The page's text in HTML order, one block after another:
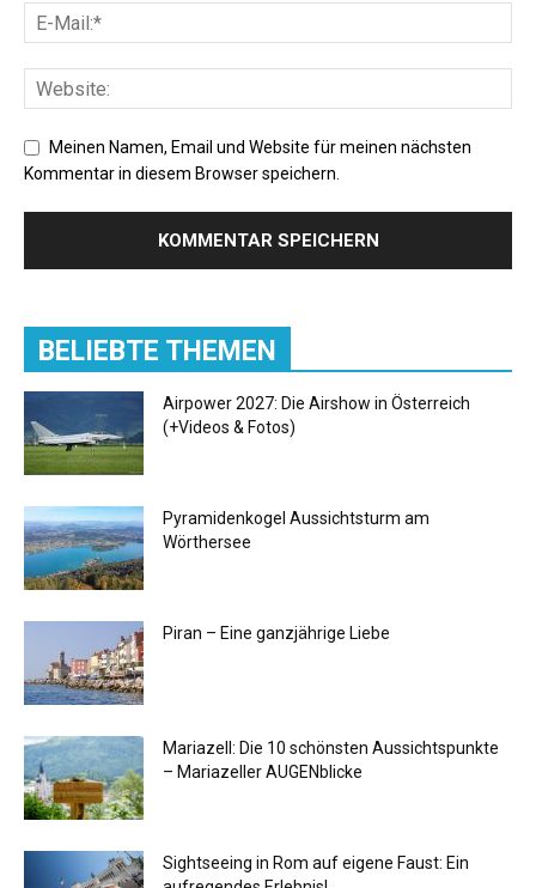
Meinen Namen, Email und Website für meinen nächsten
Kommentar in diesem Browser speichern.
BELIEBTE THEMEN
Airpower 2027: Die Airshow in Österreich
(+Videos & Fotos)
Pyramidenkogel Aussichtsturm am
Wörthersee
Piran – Eine ganzjährige Liebe
Mariazell: Die 10 schönsten Aussichtspunkte
– Mariazeller AUGENblicke
Sightseeing in Rom auf eigene Faust: Ein